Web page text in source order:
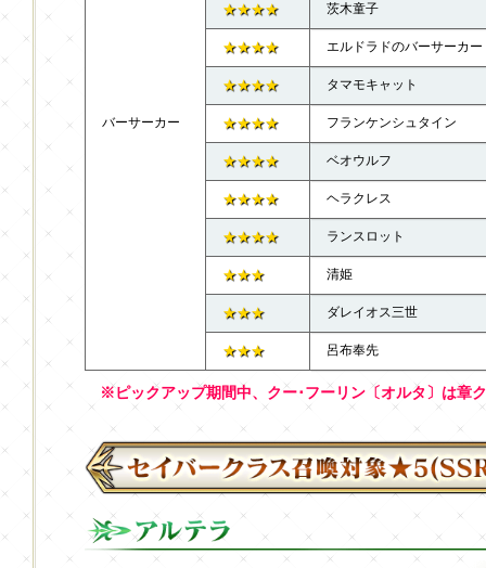
バーサーカー
★★★★ 茨木童子
★★★★ エルドラドのバーサーカー
★★★★ タマモキャット
★★★★ フランケンシュタイン
★★★★ ベオウルフ
★★★★ ヘラクレス
★★★★ ランスロット
★★★ 清姫
★★★ ダレイオス三世
★★★ 呂布奉先
※ピックアップ期間中、クー･フーリン〔オルタ〕は章